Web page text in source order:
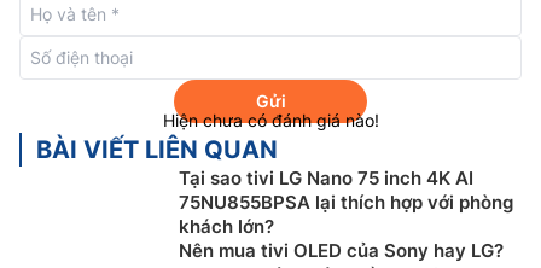
Năm ra mắt: 2025
Hệ điều hành webOS 25
Tivi LG 43 Inch 4K43NANO80ASA được cài đặt sẵn
hệ điều hành webOS 25 tích hợp kho ứng dụng giải trí
và đa dạng các tiện ích đi kèm. LG còn cam kết duy
Gửi
Hiện chưa có đánh giá nào!
BÀI VIẾT LIÊN QUAN
Tại sao tivi LG Nano 75 inch 4K AI
75NU855BPSA lại thích hợp với phòng
khách lớn?
Nên mua tivi OLED của Sony hay LG?